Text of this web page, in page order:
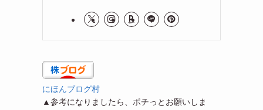
にほんブログ村
▲参考になりましたら、ポチっとお願いしま